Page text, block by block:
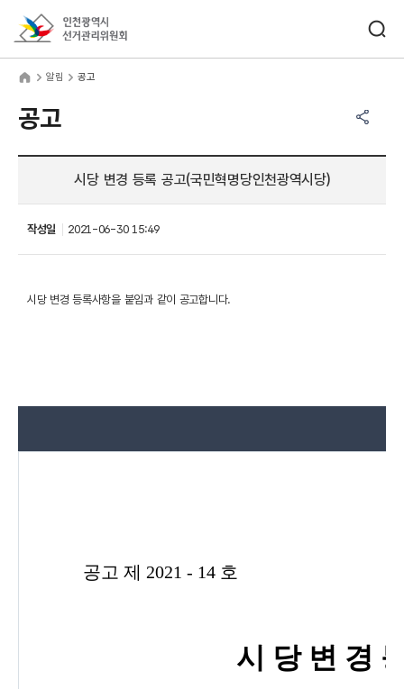
알림 공고
공고
시당 변경 등록 공고(국민혁명당인천광역시당)
작성일 2021-06-30 15:49
시당 변경 등록사항을 붙임과 같이 공고합니다.